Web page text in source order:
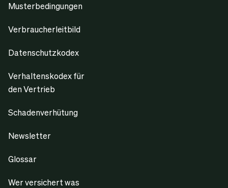
Musterbedingungen
Verbraucherleitbild
Datenschutzkodex
Verhaltenskodex für
den Vertrieb
Schadenverhütung
Newsletter
Glossar
Wer versichert was